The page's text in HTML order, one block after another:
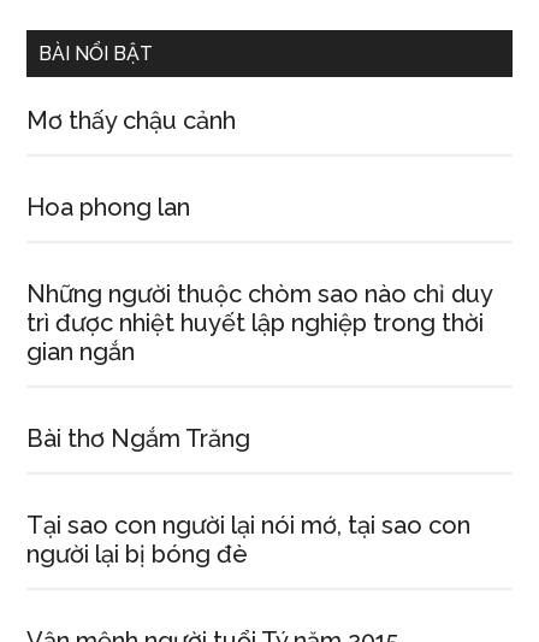
em.
BÀI NỔI BẬT
Mơ thấy chậu cảnh
Hoa phong lan
Những người thuộc chòm sao nào chỉ duy
trì được nhiệt huyết lập nghiệp trong thời
gian ngắn
Bài thơ Ngắm Trăng
Tại sao con người lại nói mớ, tại sao con
người lại bị bóng đè